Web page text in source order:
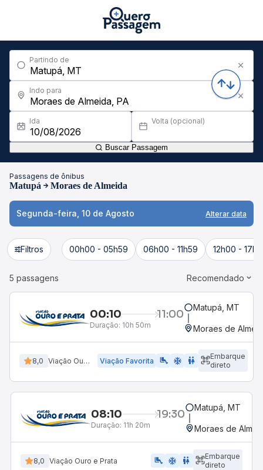
Partindo de
Indo para
Ida Volta (opcional)
Buscar Passagem
Passagens de ônibus
Matupá Moraes de Almeida
Segunda-feira, 10 de Agosto Alterar data
Filtros 00h00 - 05h59 06h00 - 11h59 12h00 -
5 passagens Recomendado
00:10 11:00
Duração: 10h 50m
Matupá, MT
Moraes de
8,0 Viação Ouro e Prata Viação Favorita airline_seat_legroom_extra ac_unit WC
Embarque
direto
08:10 19:30
Duração: 11h 20m
Matupá, MT
Moraes de
8,0 Viação Ouro e Prata airline_seat_legroom_extra ac_unit WC
Embarque
direto